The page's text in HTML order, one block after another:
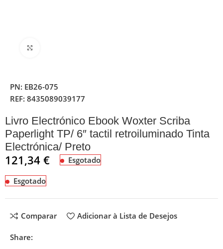
PN: EB26-075
REF:8435089039177
Livro Electrónico Ebook Woxter Scriba
Paperlight TP/ 6″ tactil retroiluminado Tinta
Electrónica/ Preto
121,34€ Esgotado
Esgotado
Comparar Adicionar à Lista de Desejos
Share: